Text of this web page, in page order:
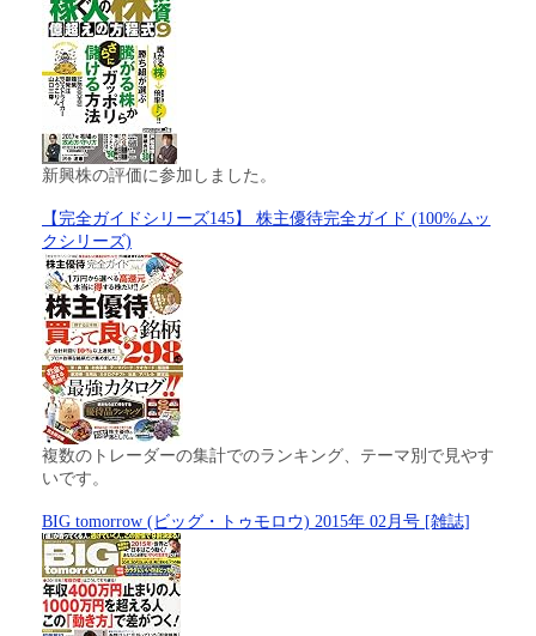
新興株の評価に参加しました。
【完全ガイドシリーズ145】 株主優待完全ガイド (100%ムッ
クシリーズ)
複数のトレーダーの集計でのランキング、テーマ別で見やす
いです。
BIG tomorrow (ビッグ・トゥモロウ) 2015年 02月号 [雑誌]